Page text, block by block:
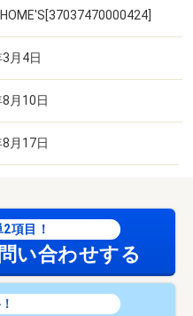
HOME'S[37037470000424]
月4日
月10日
月17日
項目！
い合わせする